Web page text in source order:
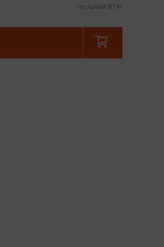
Inclusief BTW